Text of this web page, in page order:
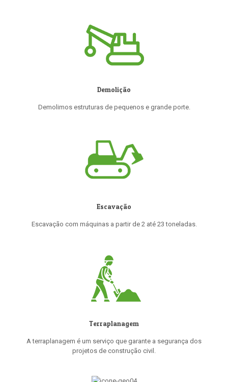
Demolição
Demolimos estruturas de pequenos e grande porte.
Escavação
Escavação com máquinas a partir de 2 até 23 toneladas.
Terraplanagem
A terraplanagem é um serviço que garante a segurança dos
projetos de construção civil.